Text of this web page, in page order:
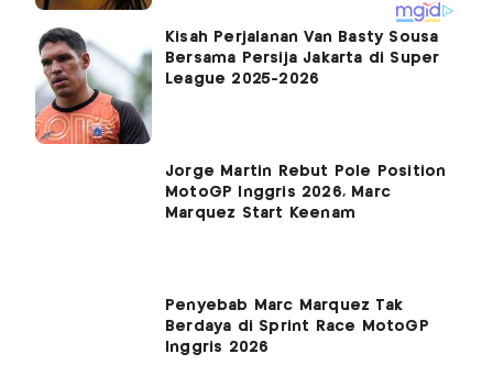
Kisah Perjalanan Van Basty Sousa
Bersama Persija Jakarta di Super
League 2025-2026
Jorge Martin Rebut Pole Position
MotoGP Inggris 2026, Marc
Marquez Start Keenam
Penyebab Marc Marquez Tak
Berdaya di Sprint Race MotoGP
Inggris 2026